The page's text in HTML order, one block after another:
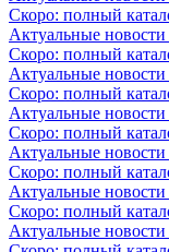
Скоро: полный
Актуальные
Скоро: полный
Актуальные
Скоро: полный
Актуальные
Скоро: полный
Актуальные
Скоро: полный
Актуальные
Скоро: полный
Актуальные